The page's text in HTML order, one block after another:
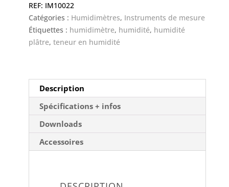
-
GMR
110
IM10022
Catégories : Humidimètres, Instruments de mesure
Étiquettes : humidimètre, humidité, humidité
plâtre, teneur en humidité
Description
Spécifications + infos
Downloads
Accessoires